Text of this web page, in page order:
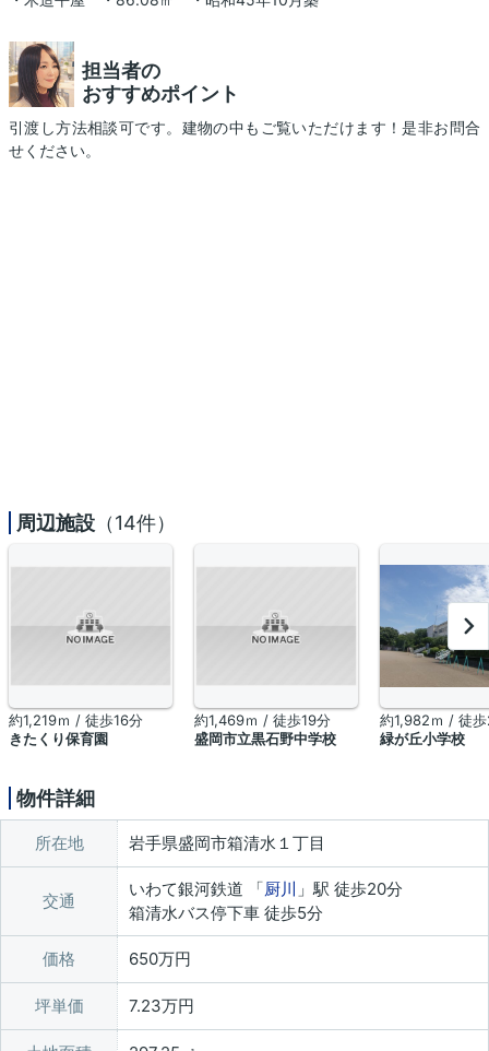
担当者の
おすすめポイント
引渡し方法相談可です。建物の中もご覧いただけます！是非お問合
せください。
周辺施設 （14件）
約1,219ｍ / 徒歩16分
きたくり保育園
約1,469ｍ / 徒歩19分
盛岡市立黒石野中学校
約1,982ｍ / 徒
緑が丘小学校
物件詳細
所在地 岩手県盛岡市箱清水１丁目
交通
いわて銀河鉄道 「厨川 」駅 徒歩20分
箱清水バス停下車 徒歩5分
価格 650万円
坪単価 7.23万円